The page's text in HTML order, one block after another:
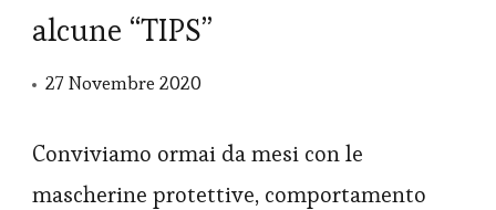
alcune “TIPS”
27 Novembre 2020
Conviviamo ormai da mesi con le
mascherine protettive, comportamento